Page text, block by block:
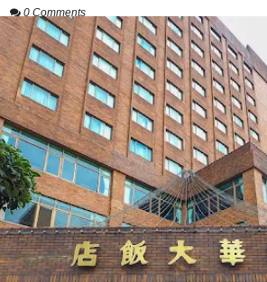
0 Comments